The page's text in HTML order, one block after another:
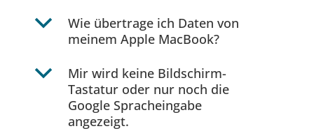
b
Wie übertrage ich Daten von
meinem Apple MacBook?
b
Mir wird keine Bildschirm-
Tastatur oder nur noch die
Google Spracheingabe
angezeigt.